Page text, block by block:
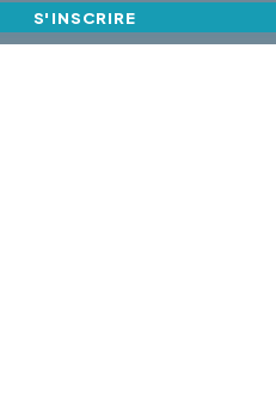
S'INSCRIRE